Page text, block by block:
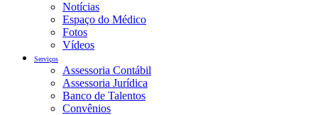
Notícias
Espaço do Médico
Fotos
Vídeos
Serviços
Assessoria Contábil
Assessoria Jurídica
Banco de Talentos
Convênios